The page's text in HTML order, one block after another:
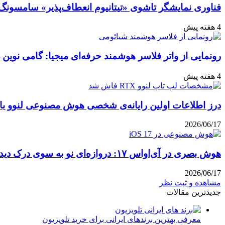
فناوری نمایشگر تاشوی «تیتانیوم انعطاف‌پذیر»
4 هفته پیش
رونمایی از واتر فلاسر هوشمند حرفه‌ای میجیا: گامی
4 هفته پیش
درز اطلاعات اولین رایانه‌ی شخصی هوش مصنوعی لنوو
2026/06/17
هوش بصری در آی‌او‌اس ۱۷: دروازه‌ای نو به سوی درک دیداری
2026/06/17
مشاهده و ثبت نظر
جدیدترین مقالات
معرفی بهترین برندهای ایرانی برای خرید تلویزیون